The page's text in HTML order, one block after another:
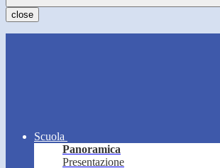
close
Scuola
Panoramica
Presentazione